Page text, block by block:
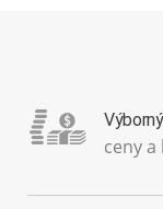
ceny a